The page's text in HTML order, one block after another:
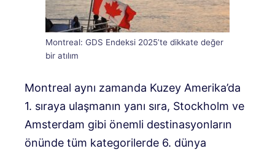
Montreal: GDS Endeksi 2025’te dikkate değer
bir atılım
Montreal aynı zamanda Kuzey Amerika’da
1. sıraya ulaşmanın yanı sıra, Stockholm ve
Amsterdam gibi önemli destinasyonların
önünde tüm kategorilerde 6. dünya